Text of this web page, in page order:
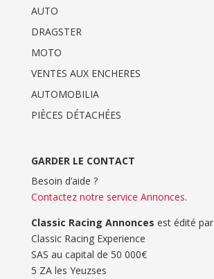
AUTO
DRAGSTER
MOTO
VENTES AUX ENCHERES
AUTOMOBILIA
PIÈCES DÉTACHÉES
GARDER LE CONTACT
Besoin d’aide ?
Contactez notre service Annonces.
Classic Racing Annonces est édité par
Classic Racing Experience
SAS au capital de 50 000€
5 ZA les Yeuzses